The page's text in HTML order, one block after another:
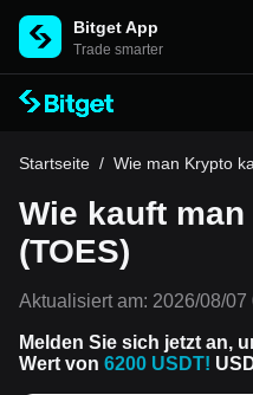
Bitget App
Trade smarter
Startseite / Wie man Krypto
Wie kauft man
(TOES)
Aktualisiert am: 2026/08/07
Melden Sie sich jetzt an,
Wert von 6200 USDT!